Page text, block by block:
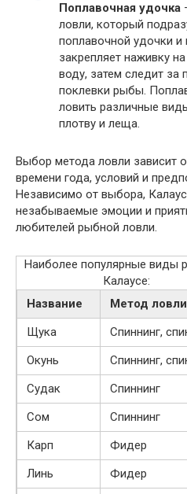
Поплавочная удочка
ловли, который
поплавочной удочки
закрепляет наживку
воду, затем следит за
поклевки рыбы.
ловить различные
плотву и леща.
Выбор метода ловли зависит
времени года, условий и
Независимо от выбора,
незабываемые эмоции и
любителей рыбной ловли.
Наиболее популярные виды
Калаусе:
Название
Метод ловли
Щука
Спиннинг,
Окунь
Спиннинг,
Судак
Спиннинг
Сом
Спиннинг
Карп
Фидер
Линь
Фидер